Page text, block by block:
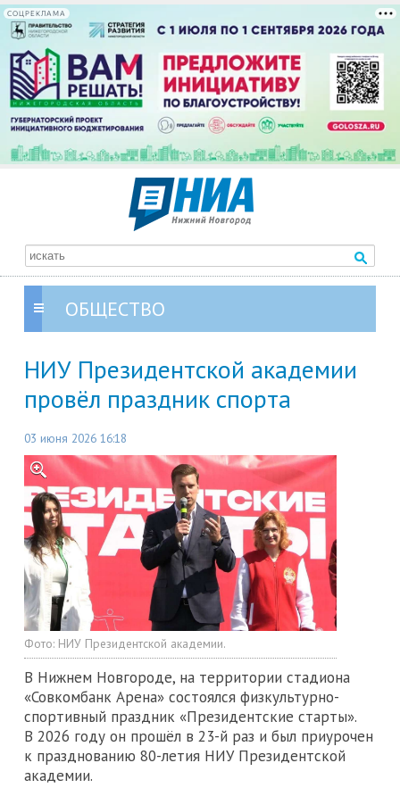
СОЦРЕКЛАМА
ОБЩЕСТВО
НИУ Президентской академии
провёл праздник спорта
03 июня 2026 16:18
Фото: НИУ Президентской академии.
В Нижнем Новгороде, на территории стадиона
«Совкомбанк Арена» состоялся физкультурно-
спортивный праздник «Президентские старты».
В 2026 году он прошёл в 23-й раз и был приурочен
к празднованию 80-летия НИУ Президентской
академии.